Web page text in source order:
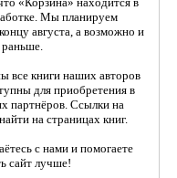
Мы планируем
августа, а возможно и
раньше.
все книги наших авторов
для приобретения в
партнёров. Ссылки на
на страницах книг.
с нами и помогаете
сайт лучше!